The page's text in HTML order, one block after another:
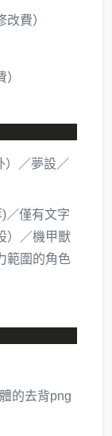
費）
）／夢設／
／僅有文字
）／機甲獸
範圍的角色
的去背png